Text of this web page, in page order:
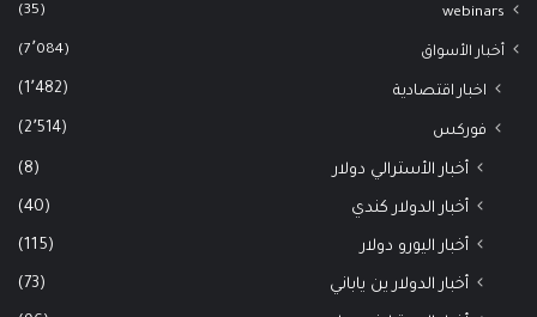
webinars
(35)
أخبار الأسواق (7٬084)
اخبار اقتصادية (1٬482)
فوركس (2٬514)
أخبار الأسترالي دولار (8)
أخبار الدولار كندي (40)
أخبار اليورو دولار (115)
أخبار الدولار ين ياباني (73)